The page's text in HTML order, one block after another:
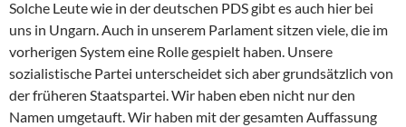
Solche Leute wie in der deutschen PDS gibt es auch hier bei
uns in Ungarn. Auch in unserem Parlament sitzen viele, die im
vorherigen System eine Rolle gespielt haben. Unsere
sozialistische Partei unterscheidet sich aber grundsätzlich von
der früheren Staatspartei. Wir haben eben nicht nur den
Namen umgetauft. Wir haben mit der gesamten Auffassung